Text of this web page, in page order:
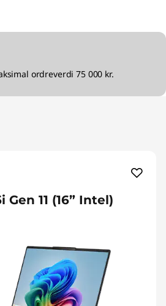
ordreverdi 75 000 kr.
11 (16” Intel)